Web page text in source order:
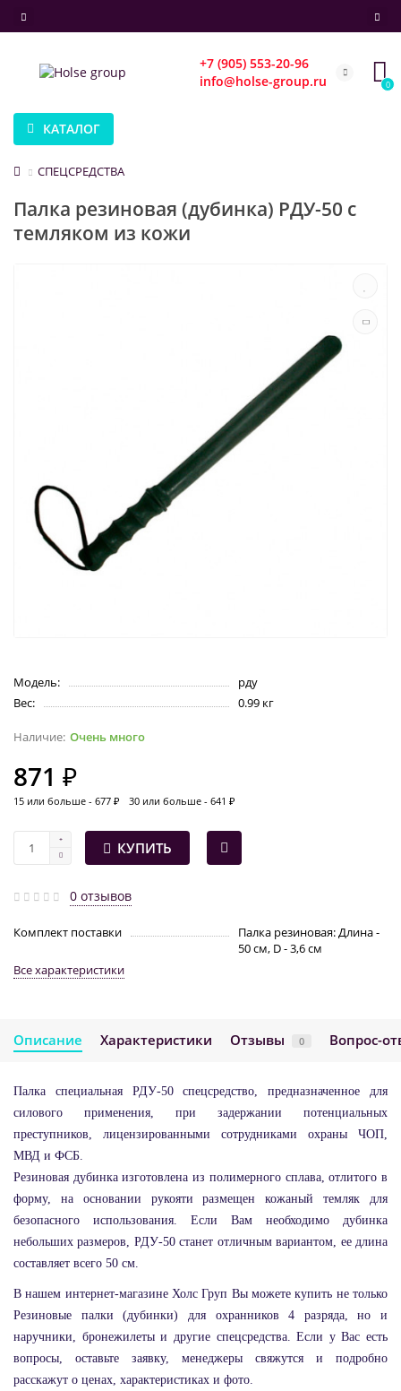
+7 (905) 553-20-96
info@holse-group.ru
0
КАТАЛОГ
СПЕЦСРЕДСТВА
Палка резиновая (дубинка) РДУ-50 с
темляком из кожи
Модель:
рду
Вес:
0.99 кг
Очень много
871 ₽
15 или больше - 677 ₽ 30 или больше - 641 ₽
КУПИТЬ
0 отзывов
Комплект поставки
Палка резиновая: Длина -
50 см, D - 3,6 см
Все характеристики
Описание Характеристики Отзывы 0 Вопрос-
Палка специальная РДУ-50спецсредство, предназначенное для
силового применения, при задержании потенциальных
преступников, лицензированными сотрудниками охраны ЧОП,
МВД и ФСБ.
Резиновая дубинка изготовлена из полимерного сплава, отлитого в
форму, на основании рукояти размещен кожаный темляк для
безопасного использования. Если Вам необходимо дубинка
небольших размеров, РДУ-50 станет отличным вариантом, ее длина
составляет всего 50 см.
В нашем интернет-магазине Холс Груп Вы можете купить не только
Резиновые палки (дубинки) для охранников 4 разряда, но и
наручники, бронежилеты и другие спецсредства. Если у Вас есть
вопросы, оставьте заявку, менеджеры свяжутся и подробно
расскажут о ценах, характеристиках и фото.